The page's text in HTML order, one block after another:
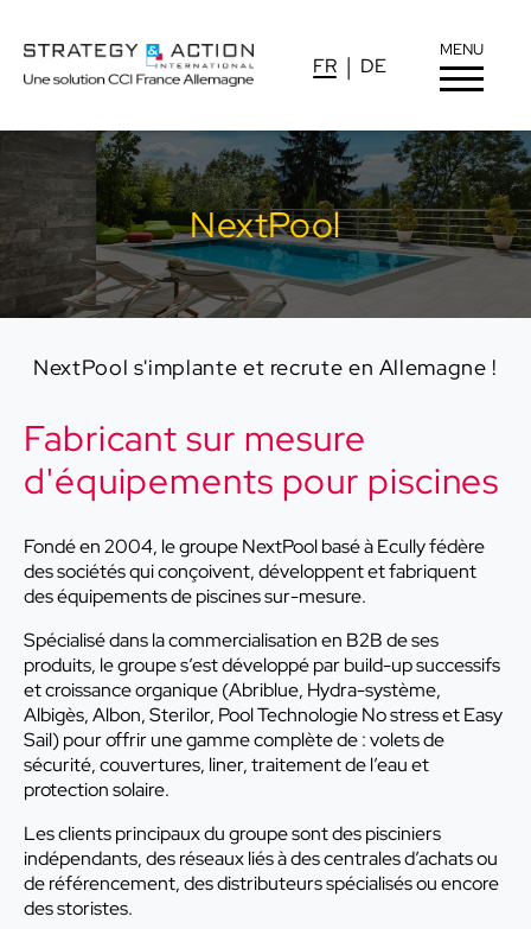
FR DE
MENU
NextPool
NextPool s'implante et recrute en Allemagne !
Fabricant sur mesure
d'équipements pour piscines
Fondé en 2004, le groupe NextPool basé à Ecully fédère
des sociétés qui conçoivent, développent et fabriquent
des équipements de piscines sur-mesure.
Spécialisé dans la commercialisation en B2B de ses
produits, le groupe s’est développé par build-up successifs
et croissance organique (Abriblue, Hydra-système,
Albigès, Albon, Sterilor, Pool Technologie No stress et Easy
Sail) pour offrir une gamme complète de : volets de
sécurité, couvertures, liner, traitement de l’eau et
protection solaire.
Les clients principaux du groupe sont des pisciniers
indépendants, des réseaux liés à des centrales d’achats ou
de référencement, des distributeurs spécialisés ou encore
des storistes.